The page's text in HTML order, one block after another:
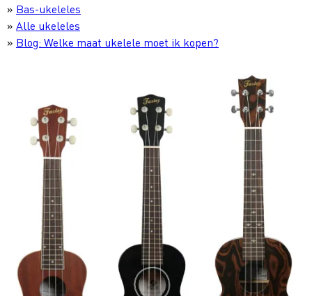
» Bas-ukeleles
» Alle ukeleles
» Blog: Welke maat ukelele moet ik kopen?